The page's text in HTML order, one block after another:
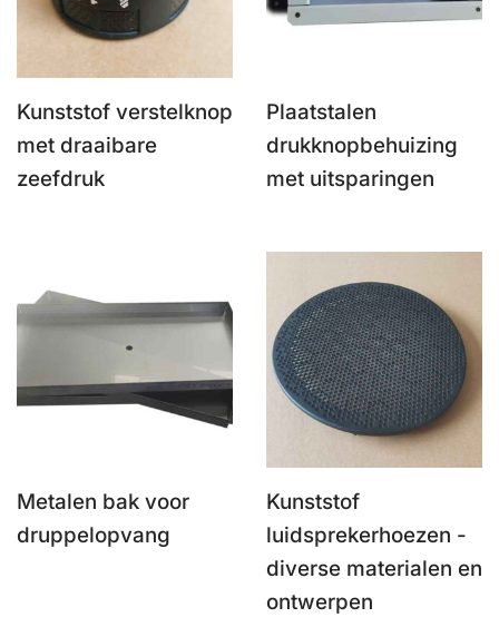
Kunststof verstelknop
met draaibare
zeefdruk
Plaatstalen
drukknopbehuizing
met uitsparingen
Metalen bak voor
druppelopvang
Kunststof
luidsprekerhoezen -
diverse materialen en
ontwerpen